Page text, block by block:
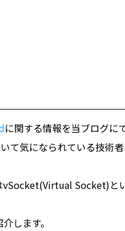
に関する情報を当ブログに
て気になられている技術
Socket)と
します。